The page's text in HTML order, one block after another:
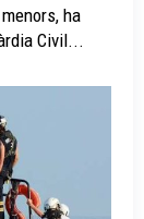
ha
la Guàrdia Civil...